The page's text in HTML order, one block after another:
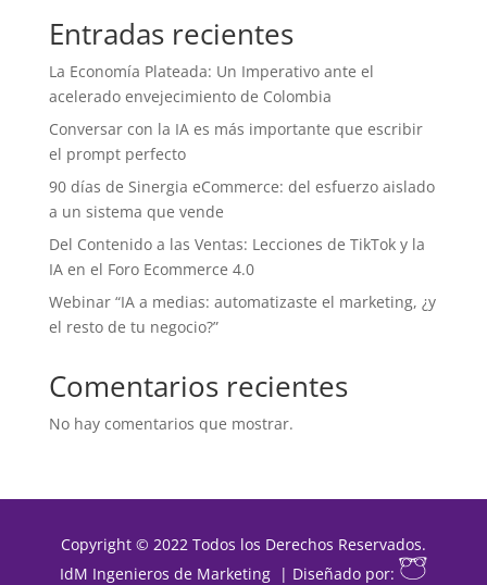
Entradas recientes
La Economía Plateada: Un Imperativo ante el
acelerado envejecimiento de Colombia
Conversar con la IA es más importante que escribir
el prompt perfecto
90 días de Sinergia eCommerce: del esfuerzo aislado
a un sistema que vende
Del Contenido a las Ventas: Lecciones de TikTok y la
IA en el Foro Ecommerce 4.0
Webinar “IA a medias: automatizaste el marketing, ¿y
el resto de tu negocio?”
Comentarios recientes
No hay comentarios que mostrar.
Copyright © 2022 Todos los Derechos Reservados.
IdM Ingenieros de Marketing | Diseñado por: